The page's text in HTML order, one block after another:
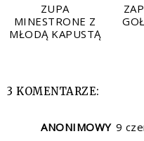
ZUPA
MINESTRONE Z
MŁODĄ KAPUSTĄ
3 KOMENTARZE:
ANONIMOWY 9